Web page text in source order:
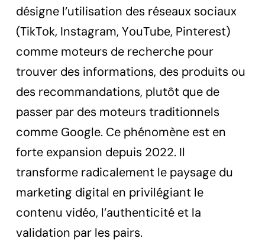
désigne l’utilisation des réseaux sociaux
(TikTok, Instagram, YouTube, Pinterest)
comme moteurs de recherche pour
trouver des informations, des produits ou
des recommandations, plutôt que de
passer par des moteurs traditionnels
comme Google. Ce phénomène est en
forte expansion depuis 2022. Il
transforme radicalement le paysage du
marketing digital en privilégiant le
contenu vidéo, l’authenticité et la
validation par les pairs.